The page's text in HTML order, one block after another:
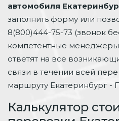
автомобиля
заполнить форму или
8(800)444-75-73 (звонок
компетентные менеджеры
ответят на все
связи в течении всей
маршруту Екатеринбург -
Калькулятор